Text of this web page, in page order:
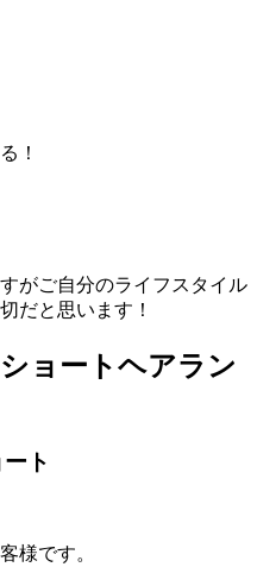
！
がご自分のライフスタイル
だと思います！
ョートヘアラン
ト
様です。